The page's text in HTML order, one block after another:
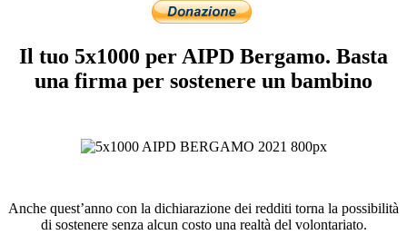
Il tuo 5x1000 per AIPD Bergamo. Basta
una firma per sostenere un bambino
Anche quest’anno con la dichiarazione dei redditi torna la possibilità
di sostenere senza alcun costo una realtà del volontariato.